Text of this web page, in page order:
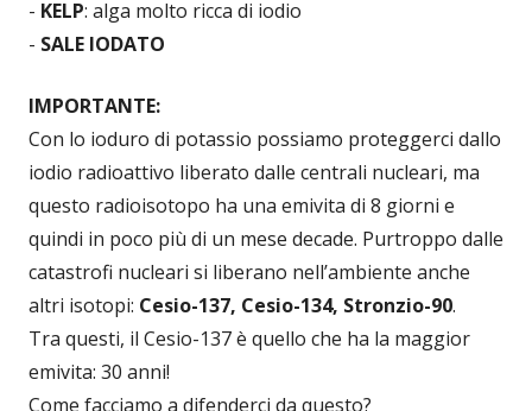
- KELP: alga molto ricca di iodio
- SALE IODATO
IMPORTANTE:
Con lo ioduro di potassio possiamo proteggerci dallo
iodio radioattivo liberato dalle centrali nucleari, ma
questo radioisotopo ha una emivita di 8 giorni e
quindi in poco più di un mese decade. Purtroppo dalle
catastrofi nucleari si liberano nell’ambiente anche
altri isotopi: Cesio-137, Cesio-134, Stronzio-90.
Tra questi, il Cesio-137 è quello che ha la maggior
emivita: 30 anni!
Come facciamo a difenderci da questo?